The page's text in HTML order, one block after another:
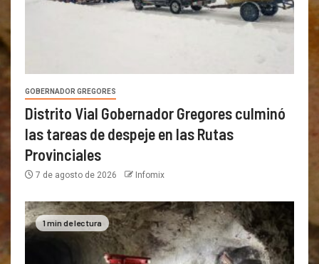
GOBERNADOR GREGORES
Distrito Vial Gobernador Gregores culminó
las tareas de despeje en las Rutas
Provinciales
7 de agosto de 2026 Infomix
1 min de lectura